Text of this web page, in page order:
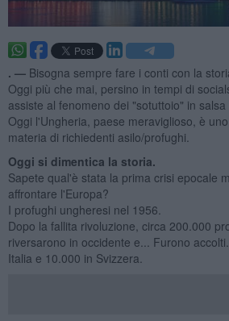
. — Bisogna sempre fare i conti con la
Oggi più che mai, persino in tempi di
assiste al fenomeno dei "sotuttoio" in salsa
Oggi l'Ungheria, paese meraviglioso, è
materia di richiedenti asilo/profughi.
Oggi si dimentica la storia.
Sapete qual'è stata la prima crisi epocale
affrontare l'Europa?
I profughi ungheresi nel 1956.
Dopo la fallita rivoluzione, circa 200.000
riversarono in occidente e... Furono
Italia e 10.000 in Svizzera.